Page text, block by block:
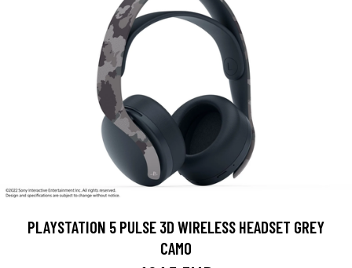
PLAYSTATION 5 PULSE 3D WIRELESS HEADSET GREY
CAMO